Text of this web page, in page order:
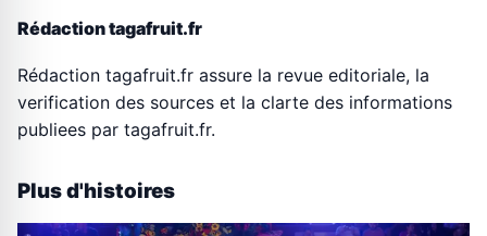
Rédaction tagafruit.fr
Rédaction tagafruit.fr assure la revue editoriale, la
verification des sources et la clarte des informations
publiees par tagafruit.fr.
Plus d'histoires